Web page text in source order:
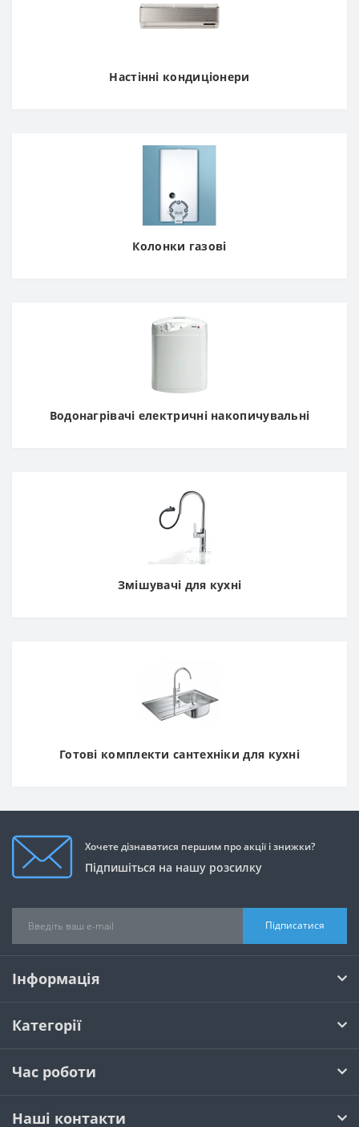
Настінні кондиціонери
Колонки газові
Водонагрівачі електричні накопичувальні
Змішувачі для кухні
Готові комплекти сантехніки для кухні
Хочете дізнаватися першим про акції і знижки?
Підпишіться на нашу розсилку
Підписатися
Інформація
Категорії
Час роботи
Наші контакти